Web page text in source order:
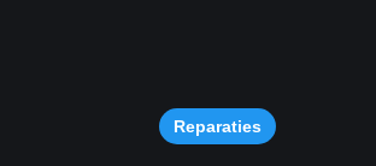
Reparaties